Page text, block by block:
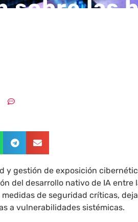
sobre las
y gestión de exposición
del desarrollo nativo de IA entre
de seguridad críticas,
a vulnerabilidades sistémicas.